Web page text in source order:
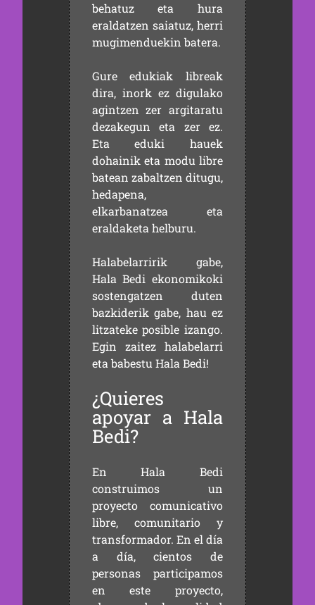
behatuz eta hura
eraldatzen saiatuz, herri
mugimenduekin batera.
Gure edukiak libreak
dira, inork ez digulako
agintzen zer argitaratu
dezakegun eta zer ez.
Eta eduki hauek
dohainik eta modu libre
batean zabaltzen ditugu,
hedapena,
elkarbanatzea eta
eraldaketa helburu.
Halabelarririk gabe,
Hala Bedi ekonomikoki
sostengatzen duten
bazkiderik gabe, hau ez
litzateke posible izango.
Egin zaitez halabelarri
eta babestu Hala Bedi!
¿Quieres
apoyar a Hala
Bedi?
En Hala Bedi
construimos un
proyecto comunicativo
libre, comunitario y
transformador. En el día
a día, cientos de
personas participamos
en este proyecto,